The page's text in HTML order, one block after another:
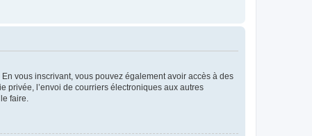
vous inscrivant, vous pouvez également avoir accès à des
privée, l’envoi de courriers électroniques aux autres
faire.